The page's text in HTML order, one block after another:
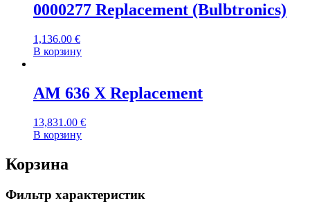
0000277 Replacement (Bulbtronics)
1,136.00 €
В корзину
AM 636 X Replacement
13,831.00 €
В корзину
Корзина
Фильтр характеристик